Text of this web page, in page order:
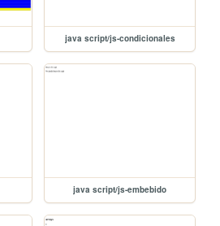
java script/js-condicionales
java script/js-embebido